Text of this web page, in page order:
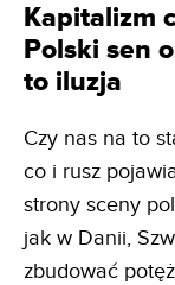
Kapitalizm
Polski sen
to iluzja
Czy nas na to
co i rusz
strony sceny
jak w Danii,
zbudować